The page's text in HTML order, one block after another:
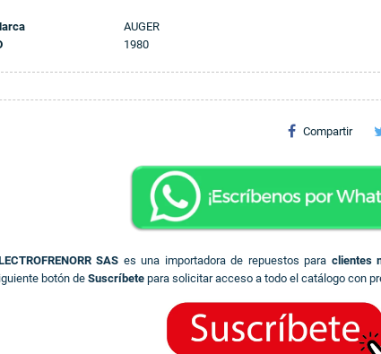
AUGER
1980
Compartir
SAS es una importadora de repuestos para clientes
botón deSuscríbetepara solicitar acceso a todo el catálogo con